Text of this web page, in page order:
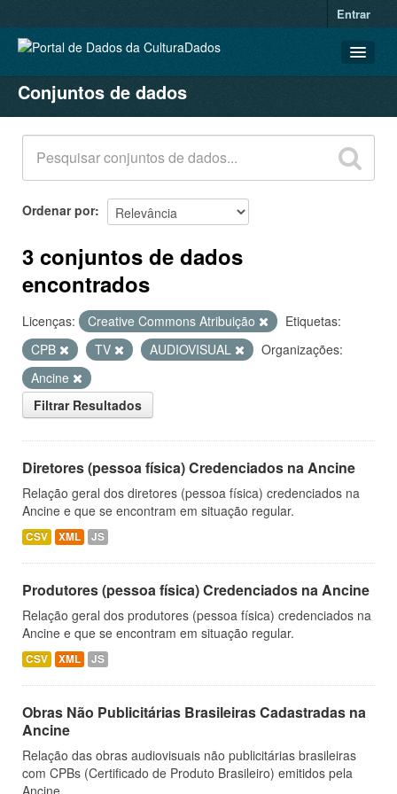
Entrar
CONJUNTOS DE DADOS
ORGANIZAÇÕES
GRUPOS
SOBRE
Conjuntos de dados
Ordenar por
3 conjuntos de dados
encontrados
Licenças: Creative Commons Atribuição
Etiquetas:
CPB
TV AUDIOVISUAL
Organizações:
Ancine
Filtrar Resultados
Diretores (pessoa física) Credenciados na Ancine
Relação geral dos diretores (pessoa física) credenciados na
Ancine e que se encontram em situação regular.
CSV XML JS
Produtores (pessoa física) Credenciados na Ancine
Relação geral dos produtores (pessoa física) credenciados na
Ancine e que se encontram em situação regular.
CSV XML JS
Obras Não Publicitárias Brasileiras Cadastradas na
Ancine
Relação das obras audiovisuais não publicitárias brasileiras
com CPBs (Certificado de Produto Brasileiro) emitidos pela
Ancine.